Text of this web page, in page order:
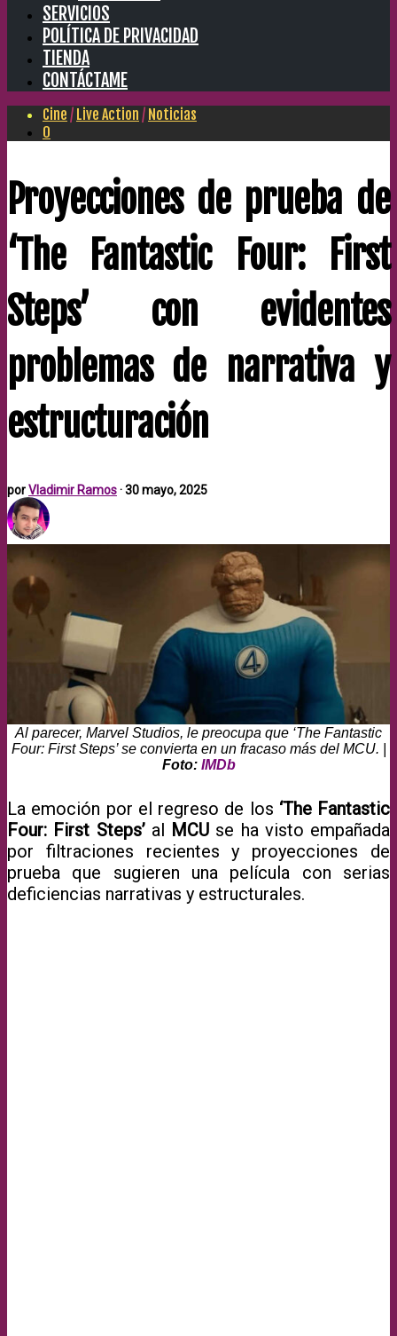
SERVICIOS
POLÍTICA DE PRIVACIDAD
TIENDA
CONTÁCTAME
Cine / Live Action / Noticias
0
Proyecciones de prueba de
‘The Fantastic Four: First
Steps’ con evidentes
problemas de narrativa y
estructuración
porVladimir Ramos·30 mayo, 2025
Al parecer, Marvel Studios, le preocupa que ‘The Fantastic
Four: First Steps’ se convierta en un fracaso más del MCU. |
Foto: IMDb
La emoción por el regreso de los ‘The Fantastic
Four: First Steps’al MCU se ha visto empañada
por filtraciones recientes y proyecciones de
prueba que sugieren una película con serias
deficiencias narrativas y estructurales.